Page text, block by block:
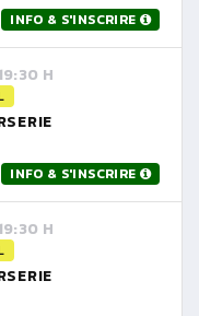
INFO & S'INSCRIRE
H
INFO & S'INSCRIRE
H